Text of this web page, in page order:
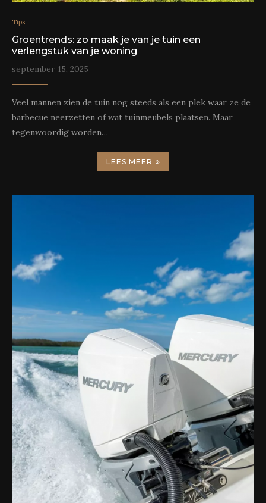
Tips
Groentrends: zo maak je van je tuin een
verlengstuk van je woning
september 15, 2025
Veel mannen zien de tuin nog steeds als een plek waar ze de
barbecue neerzetten of wat tuinmeubels plaatsen. Maar
tegenwoordig worden…
LEES MEER